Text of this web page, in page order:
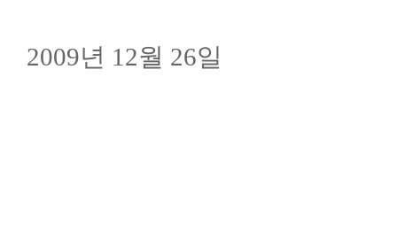
2009년 12월 26일